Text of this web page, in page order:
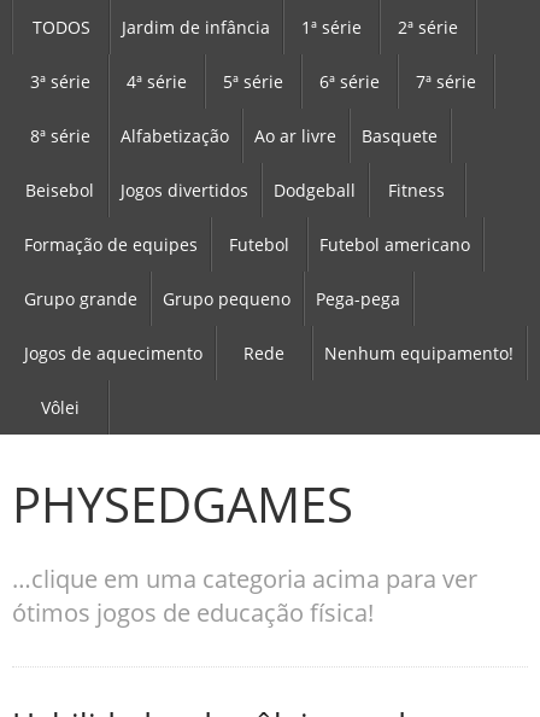
TODOS Jardim de infância 1ª série 2ª série
3ª série 4ª série 5ª série 6ª série 7ª série
8ª série Alfabetização Ao ar livre Basquete
Beisebol Jogos divertidos Dodgeball Fitness
Formação de equipes Futebol Futebol americano
Grupo grande Grupo pequeno Pega-pega
Jogos de aquecimento Rede Nenhum equipamento!
Vôlei
PHYSEDGAMES
…clique em uma categoria acima para ver
ótimos jogos de educação física!